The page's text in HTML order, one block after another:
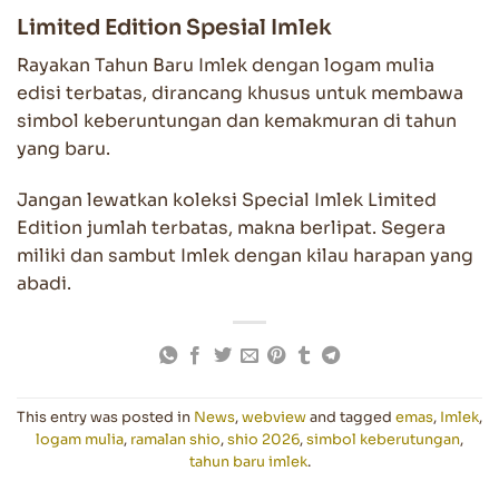
Limited Edition Spesial Imlek
Rayakan Tahun Baru Imlek dengan logam mulia
edisi terbatas, dirancang khusus untuk membawa
simbol keberuntungan dan kemakmuran di tahun
yang baru.
Jangan lewatkan koleksi Special Imlek Limited
Edition jumlah terbatas, makna berlipat. Segera
miliki dan sambut Imlek dengan kilau harapan yang
abadi.
This entry was posted in News,webviewand tagged emas, Imlek,
logam mulia, ramalan shio,shio 2026,simbol keberutungan,
tahun baru imlek.